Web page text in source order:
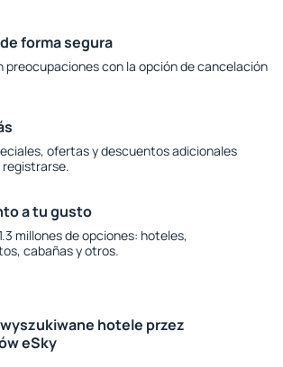
forma segura
preocupaciones con la opción de cancelación
ofertas y descuentos adicionales
registrarse.
a tu gusto
millones de opciones: hoteles,
cabañas y otros.
hotele przez
eSky